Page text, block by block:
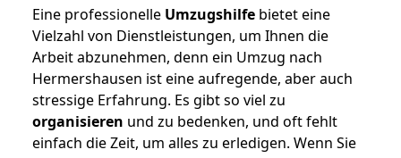
Eine professionelle Umzugshilfe bietet eine
Vielzahl von Dienstleistungen, um Ihnen die
Arbeit abzunehmen, denn ein Umzug nach
Hermershausen ist eine aufregende, aber auch
stressige Erfahrung. Es gibt so viel zu
organisieren und zu bedenken, und oft fehlt
einfach die Zeit, um alles zu erledigen. Wenn Sie